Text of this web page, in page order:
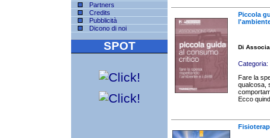
Partners
Credits
Pubblicità
Dicono di noi
SPOT
Piccola
Di
Categoria:
Fare la
qualcosa,
Ecco